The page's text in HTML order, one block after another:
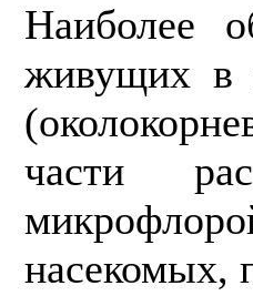
Наиболее
живущих в
части
насекомых,